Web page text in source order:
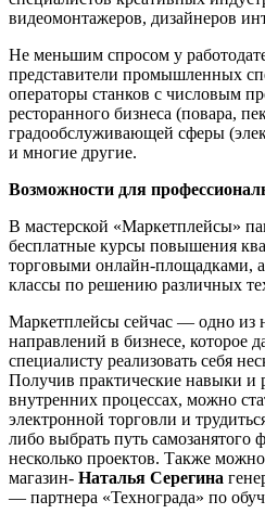
видеомонтажеров, дизайнеров
Не меньшим спросом у
представители промышленных
операторы станков с числовым
ресторанного бизнеса (повара,
градообслуживающей сферы
и многие другие.
Возможности для
В мастерской «Маркетплейсы»
бесплатные курсы повышения
торговыми онлайн-площадками, а
классы по решению различных
Маркетплейсы сейчас — одно из
направлений в бизнесе, которое
специалисту реализовать себя
Получив практические навыки и
внутренних процессах, можно
электронной торговли и
либо выбрать путь самозанятого
несколько проектов. Также
магазин- Наталья Серегина
— партнера «Технограда» по